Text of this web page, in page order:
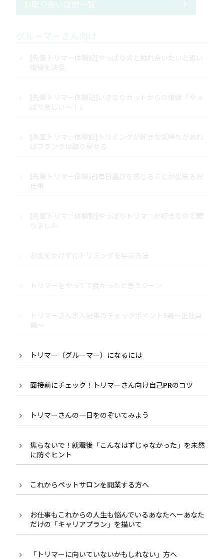
お取り扱い店舗一覧
グルーマーさん向け
[先輩トリマー体験記]やっぱり犬と触れ合いたいと思い
復帰を決意
[先輩トリマー体験記]いきなりカットからの復帰「やっ
ぱり楽しい〜！」
[先輩トリマー体験記]トリミングが好きな気持ちがあれ
ばブランクは取り戻せる
[先輩トリマー体験記]毎日喜びを感じることが出来るお
仕事
[先輩トリマー体験記]やっぱりトリマーが好きなので戻
りました
お金をかけずにトリミングを学ぶ方法
トリマーをやってて良かったと思うシーン
トリマーさん求人記事のチェックポイント5選～正社員
編～
トリマー（グルーマー）になるには
面接前にチェック！トリマーさん向け自己PRのコツ
トリマーさんの一日をのぞいてみよう
焦らないで！就職後「こんなはずじゃなかった」を未然
に防ぐヒント
これからペットサロンを開業する方へ
お仕事もこれからの人生も悩んでいるあなたへーあなた
だけの「キャリアプラン」を描いて
「トリマーに向いていないかもしれない」方へ